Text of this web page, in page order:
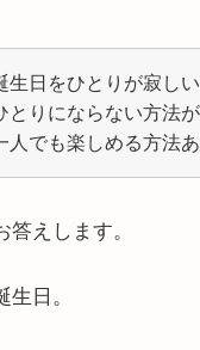
生日をひとりが寂しい
とりにならない方法
人でも楽しめる方法
答えします。
生日。